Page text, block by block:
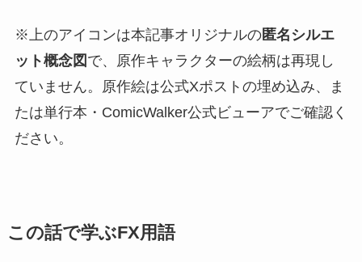
※上のアイコンは本記事オリジナルの匿名シルエ
ット概念図 で、原作キャラクターの絵柄は再現し
ていません。原作絵は公式Xポストの埋め込み、ま
たは単行本・ComicWalker公式ビューアでご確認く
ださい。
この話で学ぶFX用語